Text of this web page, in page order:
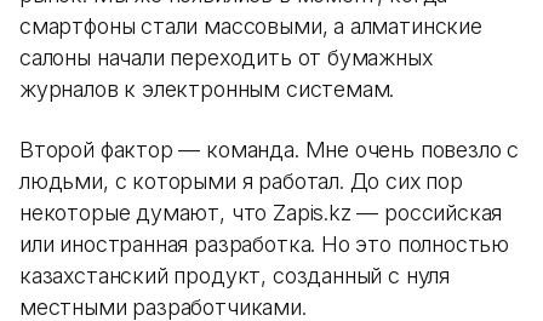
смартфоны стали массовыми, а алматинские
салоны начали переходить от бумажных
журналов к электронным системам.
Второй фактор — команда. Мне очень повезло с
людьми, с которыми я работал. До сих пор
некоторые думают, что Zapis.kz — российская
или иностранная разработка. Но это полностью
казахстанский продукт, созданный с нуля
местными разработчиками.